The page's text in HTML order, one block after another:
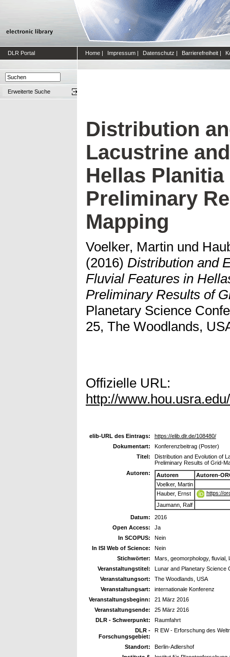
DLR Portal Home | Impressum | Datenschutz | Barrierefreiheit |
Erweiterte Suche
Distribution
Lacustrine
Hellas
Preliminary
Mapping
Voelker, Martin und
(2016) Distribution and
Fluvial Features in
Preliminary Results of
Planetary Science
25, The Woodlands,
Offizielle URL:
http://
elib-URL des Eintrags:
https://elib.dlr.de/108480/
Dokumentart:
Konferenzbeitrag (Poster)
Titel:
Distribution and Evolution of
Preliminary Results of Grid-
Autoren:
Autoren
Autoren-
Voelker, Martin
Hauber, Ernst
https://
Jaumann, Ralf
Datum:
2016
Open Access:
Ja
In SCOPUS:
Nein
In ISI Web of Science:
Nein
Stichwörter:
Mars, geomorphology, fluvial,
Veranstaltungstitel:
Lunar and Planetary Science
Veranstaltungsort:
The Woodlands, USA
Veranstaltungsart:
internationale Konferenz
Veranstaltungsbeginn:
21 März 2016
Veranstaltungsende:
25 März 2016
DLR - Schwerpunkt:
Raumfahrt
DLR -
Forschungsgebiet:
R EW - Erforschung des
Standort:
Berlin-Adlershof